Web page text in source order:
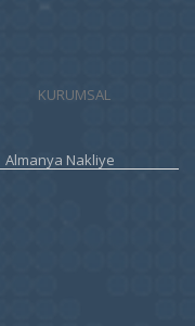
KURUMSAL
Almanya Nakliye